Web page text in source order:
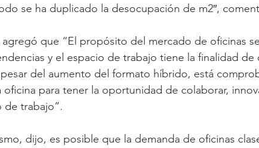
se ha duplicado la desocupación de m2″,
agregó que “El propósito del mercado de oficinas
y el espacio de trabajo tiene la finalidad de
pesar del aumento del formato híbrido, está
oficina para tener la oportunidad de colaborar,
de trabajo”.
dijo, es posible que la demanda de oficinas